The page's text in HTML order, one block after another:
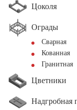
Цоколя
Ограды
Сварная
Кованная
Гранитная
Цветники
Надгробная